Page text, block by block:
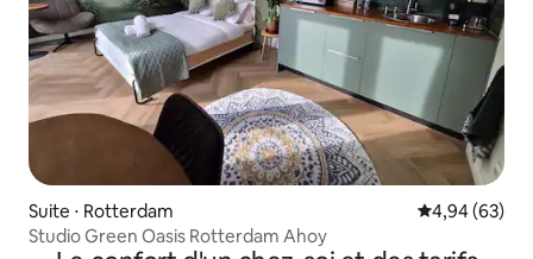
Suite ⋅ Rotterdam Évaluation
4,94 (63)
Studio Green Oasis Rotterdam Ahoy